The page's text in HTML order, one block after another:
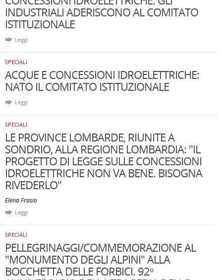
INDUSTRIALI ADERISCONO AL COMITATO
ISTITUZIONALE
Leggi
SPECIALI
ACQUE E CONCESSIONI IDROELETTRICHE:
NATO IL COMITATO ISTITUZIONALE
Leggi
SPECIALI
LE PROVINCE LOMBARDE, RIUNITE A
SONDRIO, ALLA REGIONE LOMBARDIA: "IL
PROGETTO DI LEGGE SULLE CONCESSIONI
IDROELETTRICHE NON VA BENE. BISOGNA
RIVEDERLO"
Elena Frasio
Leggi
SPECIALI
PELLEGRINAGGI/COMMEMORAZIONE AL
"MONUMENTO DEGLI ALPINI" ALLA
BOCCHETTA DELLE FORBICI. 92°